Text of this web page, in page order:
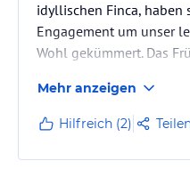
idyllischen Finca, haben
Engagement um unser
Wohl gekümmert. Das
Wünsche offen und war
und
Wunsch konnten wir uns
mallorquinischen
Mehr anzeigen
Hilfreich (2)